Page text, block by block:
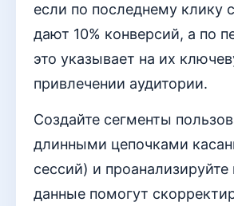
если по последнему клику
дают 10% конверсий, а по
это указывает на их
привлечении аудитории.
Создайте сегменты
длинными цепочками
сессий) и проанализируйте
данные помогут